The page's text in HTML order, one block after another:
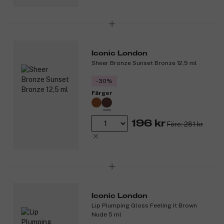
Iconic London
Sheer Bronze Sunset Bronze 12,5 ml
-30%
Färger
196 kr Före: 281 kr
Iconic London
Lip Plumping Gloss Feeling It Brown
Nude 5 ml